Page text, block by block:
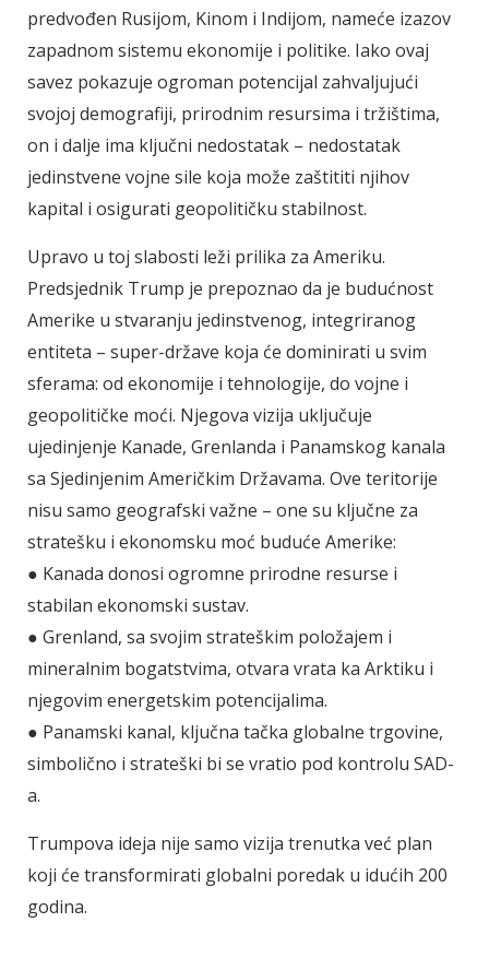
predvođen Rusijom, Kinom i Indijom, nameće izazov
zapadnom sistemu ekonomije i politike. Iako ovaj
savez pokazuje ogroman potencijal zahvaljujući
svojoj demografiji, prirodnim resursima i tržištima,
on i dalje ima ključni nedostatak – nedostatak
jedinstvene vojne sile koja može zaštititi njihov
kapital i osigurati geopolitičku stabilnost.
Upravo u toj slabosti leži prilika za Ameriku.
Predsjednik Trump je prepoznao da je budućnost
Amerike u stvaranju jedinstvenog, integriranog
entiteta – super-države koja će dominirati u svim
sferama: od ekonomije i tehnologije, do vojne i
geopolitičke moći. Njegova vizija uključuje
ujedinjenje Kanade, Grenlanda i Panamskog kanala
sa Sjedinjenim Američkim Državama. Ove teritorije
nisu samo geografski važne – one su ključne za
stratešku i ekonomsku moć buduće Amerike:
● Kanada donosi ogromne prirodne resurse i
stabilan ekonomski sustav.
● Grenland, sa svojim strateškim položajem i
mineralnim bogatstvima, otvara vrata ka Arktiku i
njegovim energetskim potencijalima.
● Panamski kanal, ključna tačka globalne trgovine,
simbolično i strateški bi se vratio pod kontrolu SAD-
a.
Trumpova ideja nije samo vizija trenutka već plan
koji će transformirati globalni poredak u idućih 200
godina.